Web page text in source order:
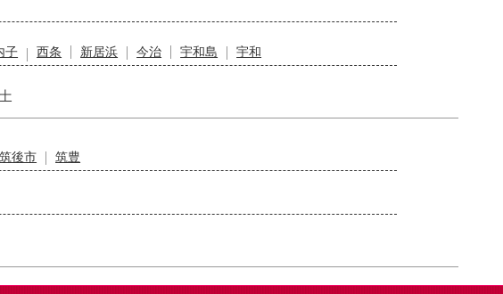
子 西条 新居浜 今治 宇和島
宇和
筑後市
筑豊